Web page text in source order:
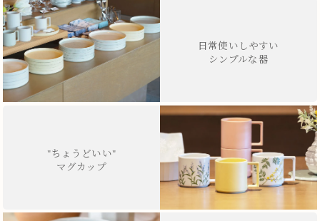
日常使いしやすい
シンプルな器
"ちょうどいい"
マグカップ